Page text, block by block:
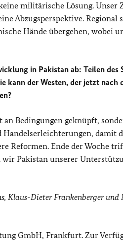
militärische Lösung. Unser
Abzugsperspektive. Regional
Hände übergehen, wobei
in Pakistan ab: Teilen des
kann der Westen, der jetzt
Bedingungen geknüpft,
damit
Reformen. Ende der Woche
wir Pakistan unserer
Klaus-Dieter Frankenberger
GmbH, Frankfurt. Zur